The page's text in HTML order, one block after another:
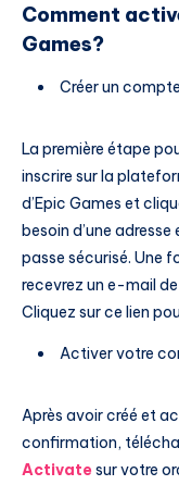
Comment
Games?
Créer un
La première étape
inscrire sur la
d’Epic Games et
besoin d’une
passe sécurisé. Une
recevrez un e-mail
Cliquez sur ce lien
Activer votre
Après avoir créé et
confirmation,
Activate sur votre